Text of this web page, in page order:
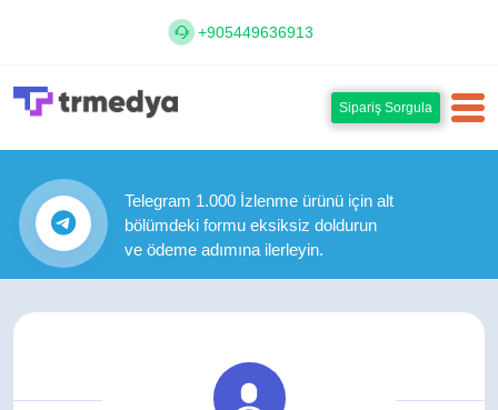
+905449636913
Sipariş Sorgula
Telegram 1.000 İzlenme ürünü için alt
bölümdeki formu eksiksiz doldurun
ve ödeme adımına ilerleyin.